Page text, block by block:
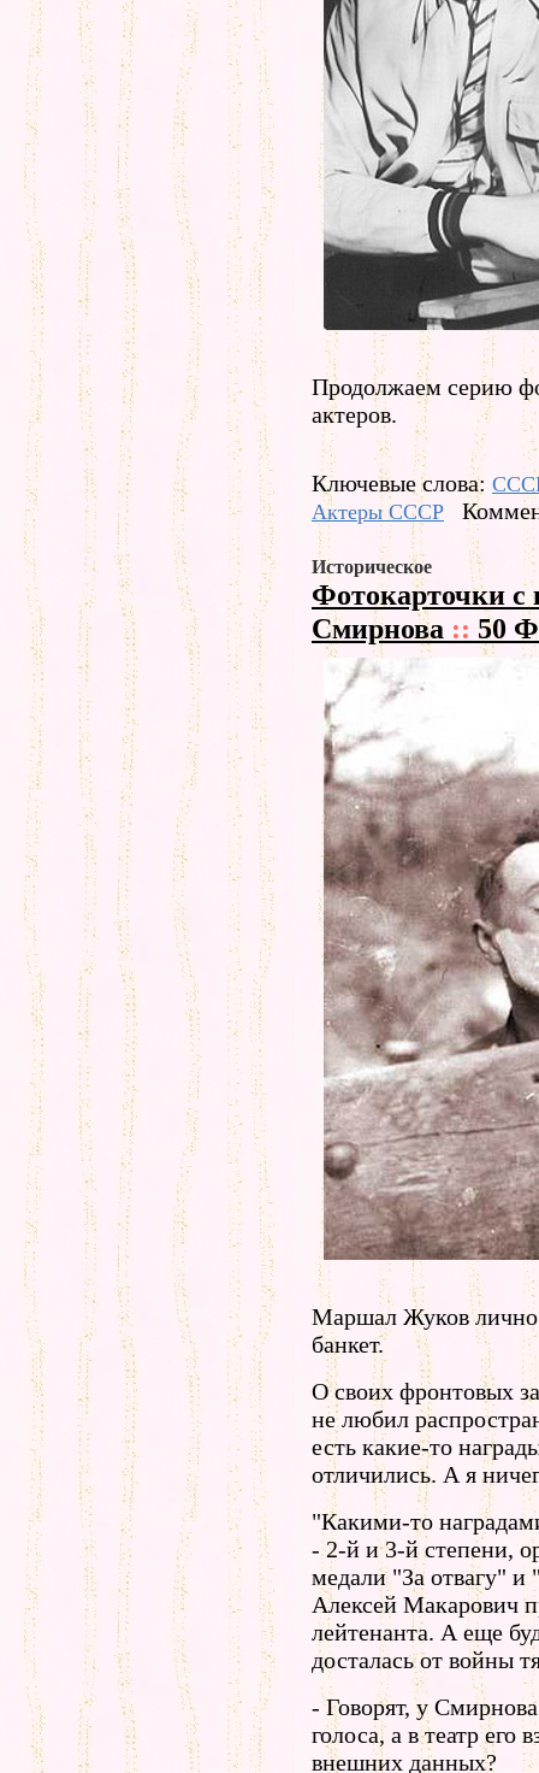
Продолжаем серию
актеров.
Ключевые слова:
Актеры СССР
Историческое
Фотокарточки с
Смирнова :: 50
Маршал Жуков лично
банкет.
О своих фронтовых
не любил
есть какие-то
отличились. А я
"Какими-то
- 2-й и 3-й степени,
медали "За отвагу" и
Алексей Макарович
лейтенанта. А еще
досталась от войны
- Говорят, у
голоса, а в театр его
внешних данных?